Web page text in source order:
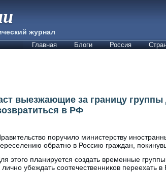
журнал
Главная Блоги Россия
выезжающие за границу
в РФ
поручило министерству
обратно в Россию граждан,
этого планируется создать временные
лично убеждать соотечественников переехать в